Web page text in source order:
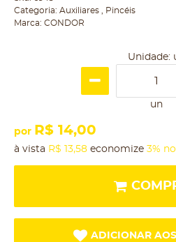
Categoria: Auxiliares
Pincéis
Marca: CONDOR
Unidade:
un
por R$ 14,00
à vista R$ 13,58 economize 3%
ADICIONAR